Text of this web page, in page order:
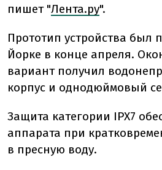
пишет "Лента.ру".
Прототип устройства был
Йорке в конце апреля.
вариант получил
корпус и однодюймовый
Защита категории IPX7
аппарата при
в пресную воду.